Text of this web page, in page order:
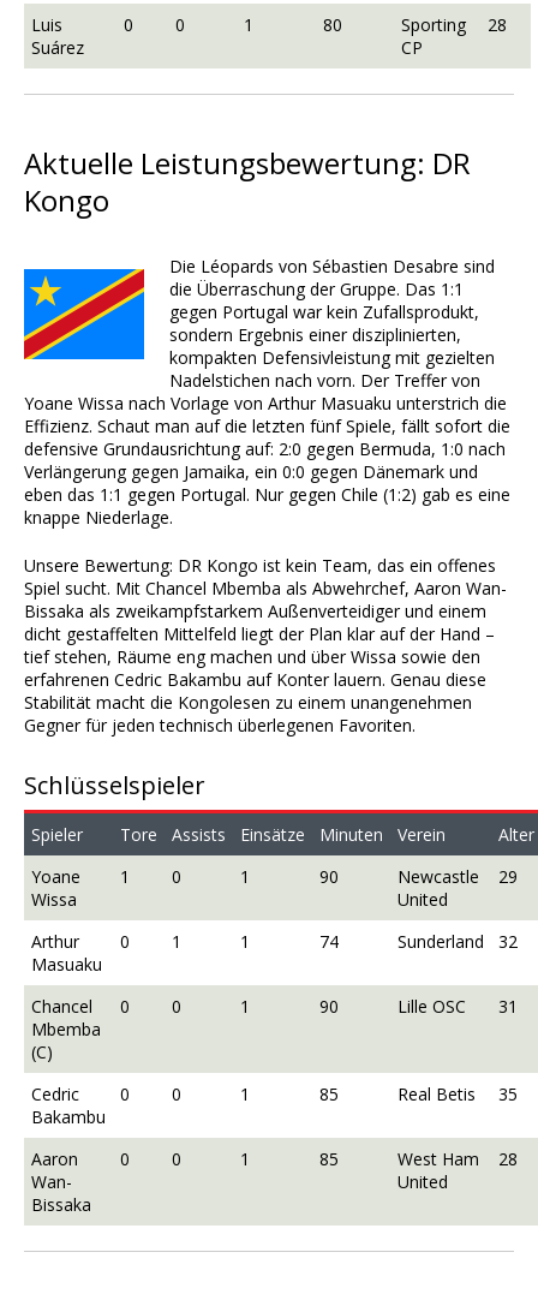
Luis
Suárez
0 0 1 80
Sporting
CP
28
Aktuelle Leistungsbewertung: DR
Kongo
Die Léopards von Sébastien Desabre sind
die Überraschung der Gruppe. Das 1:1
gegen Portugal war kein Zufallsprodukt,
sondern Ergebnis einer disziplinierten,
kompakten Defensivleistung mit gezielten
Nadelstichen nach vorn. Der Treffer von
Yoane Wissa nach Vorlage von Arthur Masuaku unterstrich die
Effizienz. Schaut man auf die letzten fünf Spiele, fällt sofort die
defensive Grundausrichtung auf: 2:0 gegen Bermuda, 1:0 nach
Verlängerung gegen Jamaika, ein 0:0 gegen Dänemark und
eben das 1:1 gegen Portugal. Nur gegen Chile (1:2) gab es eine
knappe Niederlage.
Unsere Bewertung: DR Kongo ist kein Team, das ein offenes
Spiel sucht. Mit Chancel Mbemba als Abwehrchef, Aaron Wan-
Bissaka als zweikampfstarkem Außenverteidiger und einem
dicht gestaffelten Mittelfeld liegt der Plan klar auf der Hand –
tief stehen, Räume eng machen und über Wissa sowie den
erfahrenen Cedric Bakambu auf Konter lauern. Genau diese
Stabilität macht die Kongolesen zu einem unangenehmen
Gegner für jeden technisch überlegenen Favoriten.
Schlüsselspieler
Spieler Tore Assists Einsätze Minuten Verein
Alter
Yoane
Wissa
1 0 1 90
Newcastle
United
29
Arthur
Masuaku
0 1 1 74 Sunderland 32
Chancel
Mbemba
(C)
0 0 1 90 Lille OSC 31
Cedric
Bakambu
0 0 1 85 Real Betis 35
Aaron
Wan-
Bissaka
0 0 1 85
West Ham
United
28